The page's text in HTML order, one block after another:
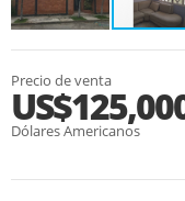
Precio de venta
Dólares Americanos